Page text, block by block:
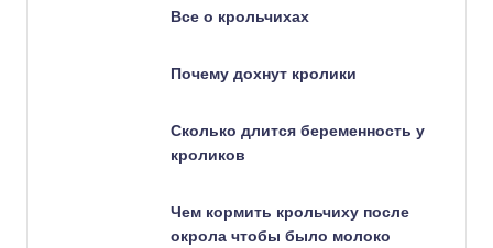
Все о крольчихах
Почему дохнут кролики
Сколько длится беременность у
кроликов
Чем кормить крольчиху после
окрола чтобы было молоко